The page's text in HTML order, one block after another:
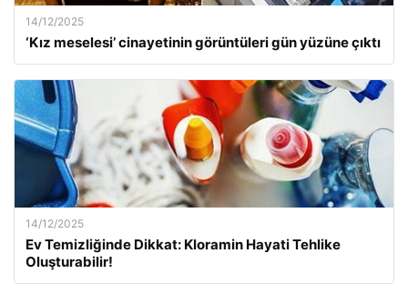
14/12/2025
‘Kız meselesi’ cinayetinin görüntüleri gün yüzüne çıktı
14/12/2025
Ev Temizliğinde Dikkat: Kloramin Hayati Tehlike
Oluşturabilir!